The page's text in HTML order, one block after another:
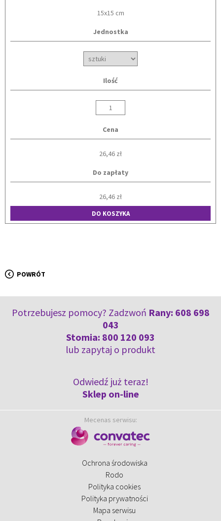
15x15 cm
Jednostka
Ilość
Cena
26,46 zł
Do zapłaty
26,46 zł
DO KOSZYKA
POWRÓT
Potrzebujesz pomocy? Zadzwoń Rany: 608 698
043
Stomia: 800 120 093
lub zapytaj o produkt
Odwiedź już teraz!
Sklep on-line
Mecenas serwisu:
Ochrona środowiska
Rodo
Polityka cookies
Polityka prywatności
Mapa serwisu